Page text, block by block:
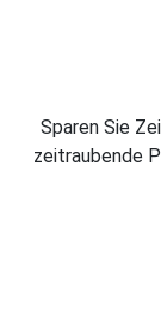
Sparen Sie
zeitraubende